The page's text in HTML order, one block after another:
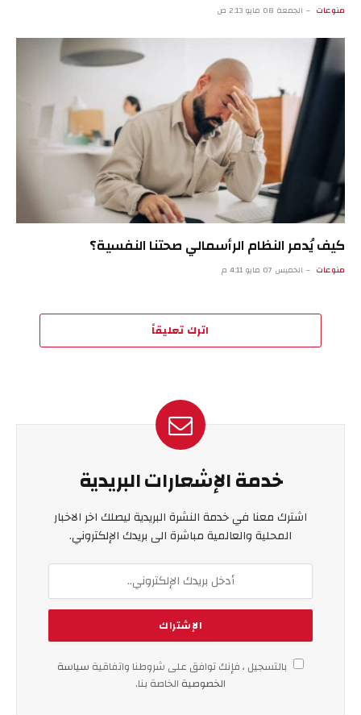
منوعات الجمعة 08 مايو 2:13 ص
كيف يُدمر النظام الرأسمالي صحتنا النفسية؟
منوعات الخميس 07 مايو 4:11 م
اترك تعليقاً
خدمة الإشعارات البريدية
اشترك معنا في خدمة النشرة البريدية ليصلك اخر الاخبار
المحلية والعالمية مباشرة الى بريدك الإلكتروني.
بالتسجيل ، فإنك توافق على شروطنا واتفاقية سياسة
الخصوصية الخاصة بنا.